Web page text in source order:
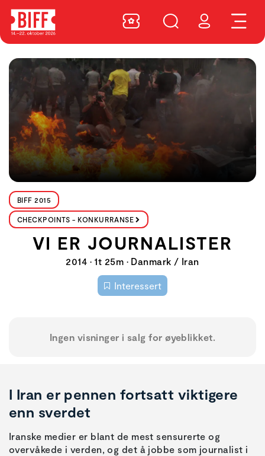
BIFF 2015
CHECKPOINTS - KONKURRANSE
VI ER JOURNALISTER
2014 • 1t 25m • Danmark / Iran
Interessert
Ingen visninger i salg for øyeblikket.
I Iran er pennen fortsatt viktigere
enn sverdet
Iranske medier er blant de mest sensurerte og
overvåkede i verden, og det å jobbe som journalist i